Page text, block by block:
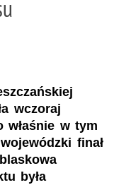
wczoraj
właśnie w tym
finał
była